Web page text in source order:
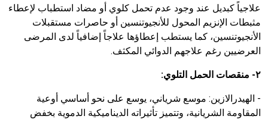
علاجياً كبديل عند وجود عدم تحمل كلوي أو مضاد استطباب لإعطاء
مثبطات الإنزيم المحول للأنجيوتنسين أو حاصرات مستقبلات
الأنجيوتنسين، كما يستطب إعطاؤها علاجاً إضافياً لدى المرضى
العرضيين رغم علاجهم الدوائي المكثف.
٢- منقصات الحمل التلوي:
- الهيدرالازين: موسع شرياني، يوسع على نحو أساسي أوعية
المقاومة الشريانية، وتتميز تأثيراته الديناميكية الدموية بخفض